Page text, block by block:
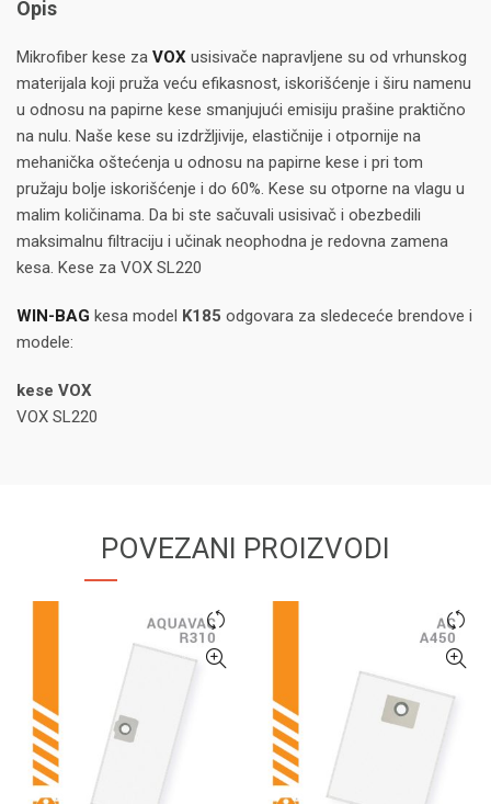
Opis
Mikrofiber kese za VOX usisivače napravljene su od vrhunskog
materijala koji pruža veću efikasnost, iskorišćenje i širu namenu
u odnosu na papirne kese smanjujući emisiju prašine praktično
na nulu. Naše kese su izdržljivije, elastičnije i otpornije na
mehanička oštećenja u odnosu na papirne kese i pri tom
pružaju bolje iskorišćenje i do 60%. Kese su otporne na vlagu u
malim količinama. Da bi ste sačuvali usisivač i obezbedili
maksimalnu filtraciju i učinak neophodna je redovna zamena
kesa. Kese za VOX SL220
WIN-BAG kesa model K185 odgovara za sledeceće brendove i
modele:
kese VOX
VOX SL220
POVEZANI PROIZVODI